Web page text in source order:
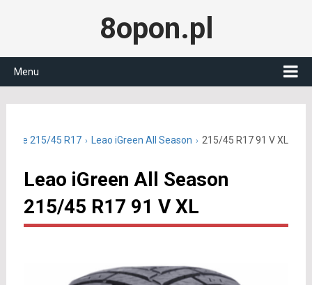
8opon.pl
Menu
215/45 R17 Leao iGreen All Season 215/45 R17 91 V XL
Leao iGreen All Season
215/45 R17 91 V XL